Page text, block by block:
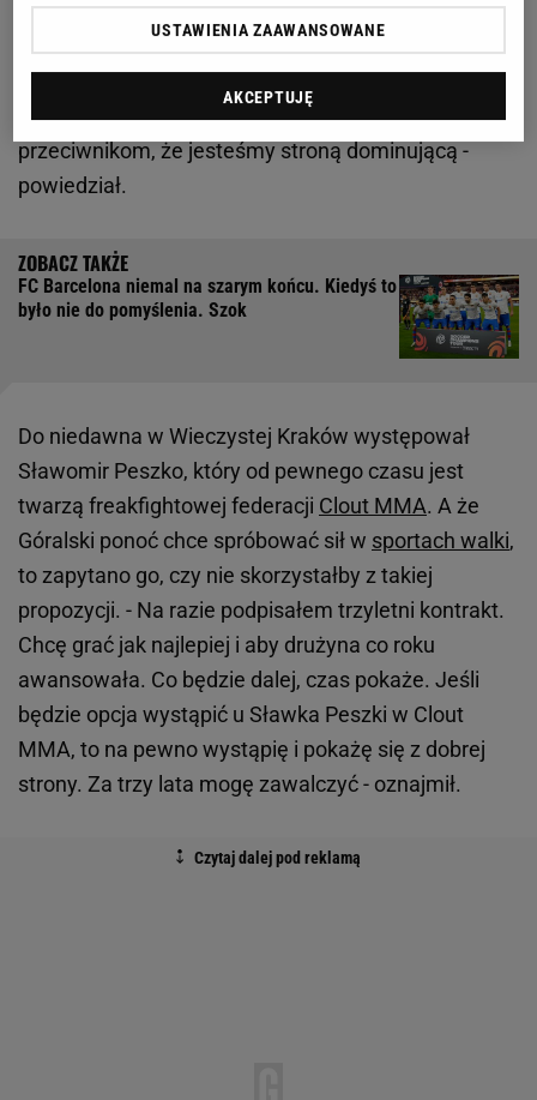
się, jakby to byłaekstraklasa. Przygotowuję się tak
jak zawsze i staram się pokazać z jak najlepszej
zaczynać spotkania, wyżej atakować i pokazywać
przeciwnikom, że jesteśmy stroną dominującą -
powiedział.
FC Barcelona niemal na szarym końcu. Kiedyś to
było nie do pomyślenia. Szok
Do niedawna w Wieczystej Kraków występował
Sławomir Peszko, który od pewnego czasu jest
twarzą freakfightowej federacji Clout MMA. A że
Góralski ponoć chce spróbować sił w sportach walki,
to zapytano go, czy nie skorzystałby z takiej
propozycji. - Na razie podpisałem trzyletni kontrakt.
Chcę grać jak najlepiej i aby drużyna co roku
awansowała. Co będzie dalej, czas pokaże. Jeśli
będzie opcja wystąpić u Sławka Peszki w Clout
MMA, to na pewno wystąpię i pokażę się z dobrej
strony. Za trzy lata mogę zawalczyć - oznajmił.
USTAWIENIA ZAAWANSOWANE
AKCEPTUJĘ